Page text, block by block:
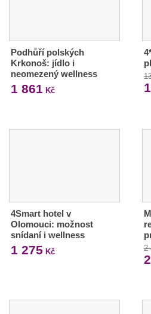
Podhůří polských
Krkonoš: jídlo i
neomezený wellness
1 861 Kč
4Smart hotel v
Olomouci: možnost
snídaní i wellness
1 275 Kč 2